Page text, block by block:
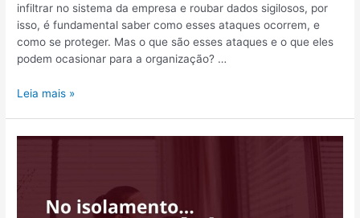
infiltrar no sistema da empresa e roubar dados sigilosos, por
isso, é fundamental saber como esses ataques ocorrem, e
como se proteger. Mas o que são esses ataques e o que eles
podem ocasionar para a organização? …
Leia mais »
trabalhar